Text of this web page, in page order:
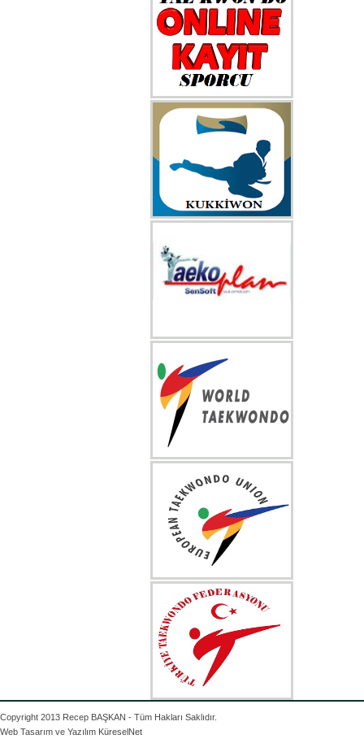
Copyright 2013 Recep BAŞKAN - Tüm Hakları Saklıdır.
Web Tasarım ve Yazılım KüreselNet